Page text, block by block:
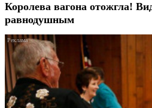
Королева вагона отожгла!
равнодушным